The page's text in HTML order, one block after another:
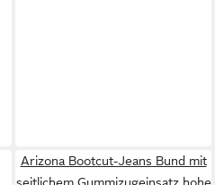
Arizona Bootcut-Jeans Bund mit
seitlichem Gummizugeinsatz hohe